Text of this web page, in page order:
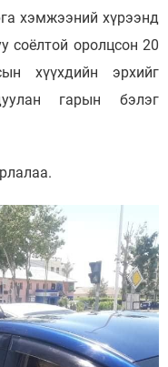
хэмжээний хүрээнд
соёлтой оролцсон 20
хүүхдийн эрхийг
гарын бэлэг